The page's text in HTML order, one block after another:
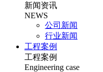
新闻资讯
NEWS
公司新闻
行业新闻
工程案例
工程案例
Engineering case